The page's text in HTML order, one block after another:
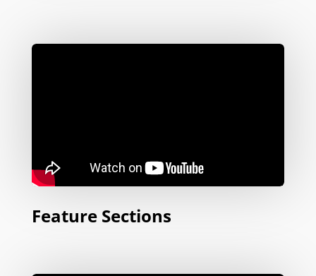
Feature Sections